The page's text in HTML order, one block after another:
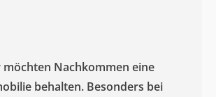
Nachkommen eine
behalten. Besonders bei